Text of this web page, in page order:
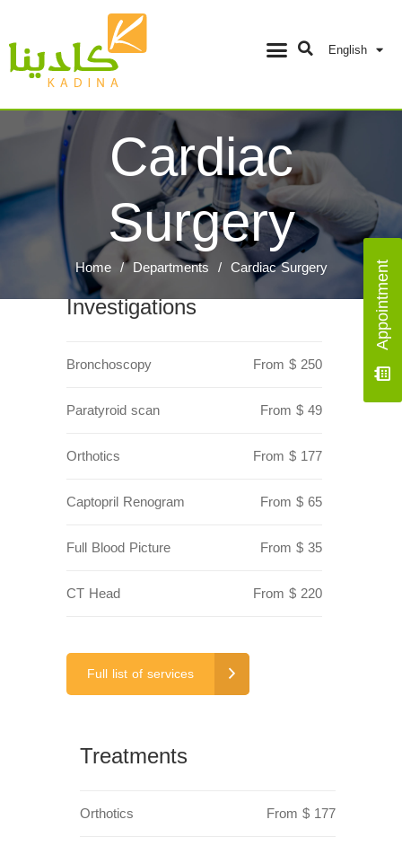
Appointment
English
Cardiac
Surgery
Home/Departments / Cardiac Surgery
Investigations
Bronchoscopy
From $ 250
Paratyroid scan
From $ 49
Orthotics
From $ 177
Captopril Renogram
From $ 65
Full Blood Picture
From $ 35
CT Head
From $ 220
Full list of services
Treatments
Orthotics
From $ 177